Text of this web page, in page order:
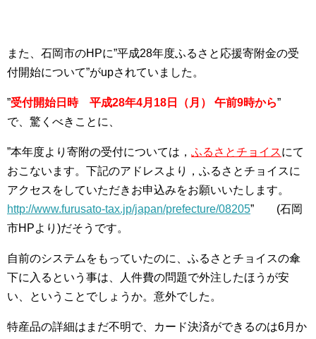
また、石岡市のHPに”平成28年度ふるさと応援寄附金の受
付開始について”がupされていました。
”受付開始日時 平成28年4月18日（月） 午前9時から”
で、驚くべきことに、
”本年度より寄附の受付については， ふるさとチョイスにて
おこないます。下記のアドレスより，ふるさとチョイスに
アクセスをしていただきお申込みをお願いいたします。
http://www.furusato-tax.jp/japan/prefecture/08205” (石岡
市HPより)だそうです。
自前のシステムをもっていたのに、ふるさとチョイスの傘
下に入るという事は、人件費の問題で外注したほうが安
い、ということでしょうか。意外でした。
特産品の詳細はまだ不明で、カード決済ができるのは6月か